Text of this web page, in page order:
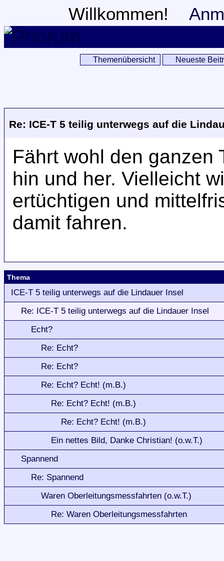
Willkommen!
Themenübersicht Neueste
Re: ICE-T 5 teilig unterwegs auf die
Fährt wohl den ganzen
hin und her. Vielleicht
ertüchtigen und
damit fahren.
Thema
ICE-T 5 teilig unterwegs auf die Lindauer Insel
Re: ICE-T 5 teilig unterwegs auf die Lindauer Insel
Echt?
Re: Echt?
Re: Echt?
Re: Echt? Echt! (m.B.)
Re: Echt? Echt! (m.B.)
Re: Echt? Echt! (m.B.)
Ein nettes Bild, Danke Christian! (o.w.T.)
Spannend
Re: Spannend
Waren Oberleitungsmessfahrten (o.w.T.)
Re: Waren Oberleitungsmessfahrten